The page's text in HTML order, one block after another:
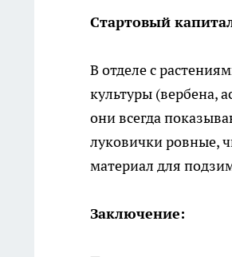
Стартовый
В отделе с
культуры (вербена,
они всегда
луковички ровные,
материал для
Заключение: